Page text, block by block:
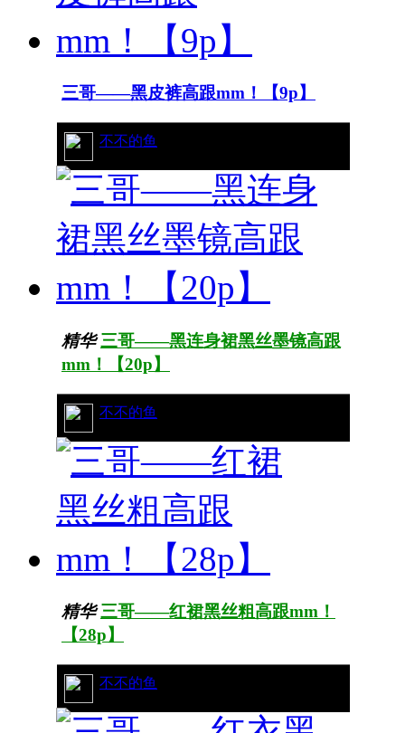
三哥——黑皮裤高跟mm！【9p】
不不的鱼
精华 三哥——黑连身裙黑丝墨镜高跟
mm！【20p】
不不的鱼
精华 三哥——红裙黑丝粗高跟mm！
【28p】
不不的鱼